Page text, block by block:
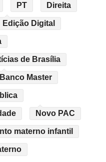
PT Direita
Edição Digital
de Brasília
Banco Master
Novo PAC
materno infantil